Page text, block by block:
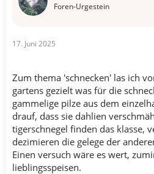
Foren-Urgestein
17. Juni 2025
Zum thema 'schnecken' las ich
gartens gezielt was für die
gammelige pilze aus dem
drauf, dass sie dahlien
tigerschnegel finden das klasse,
dezimieren die gelege der
Einen versuch wäre es wert,
lieblingsspeisen.